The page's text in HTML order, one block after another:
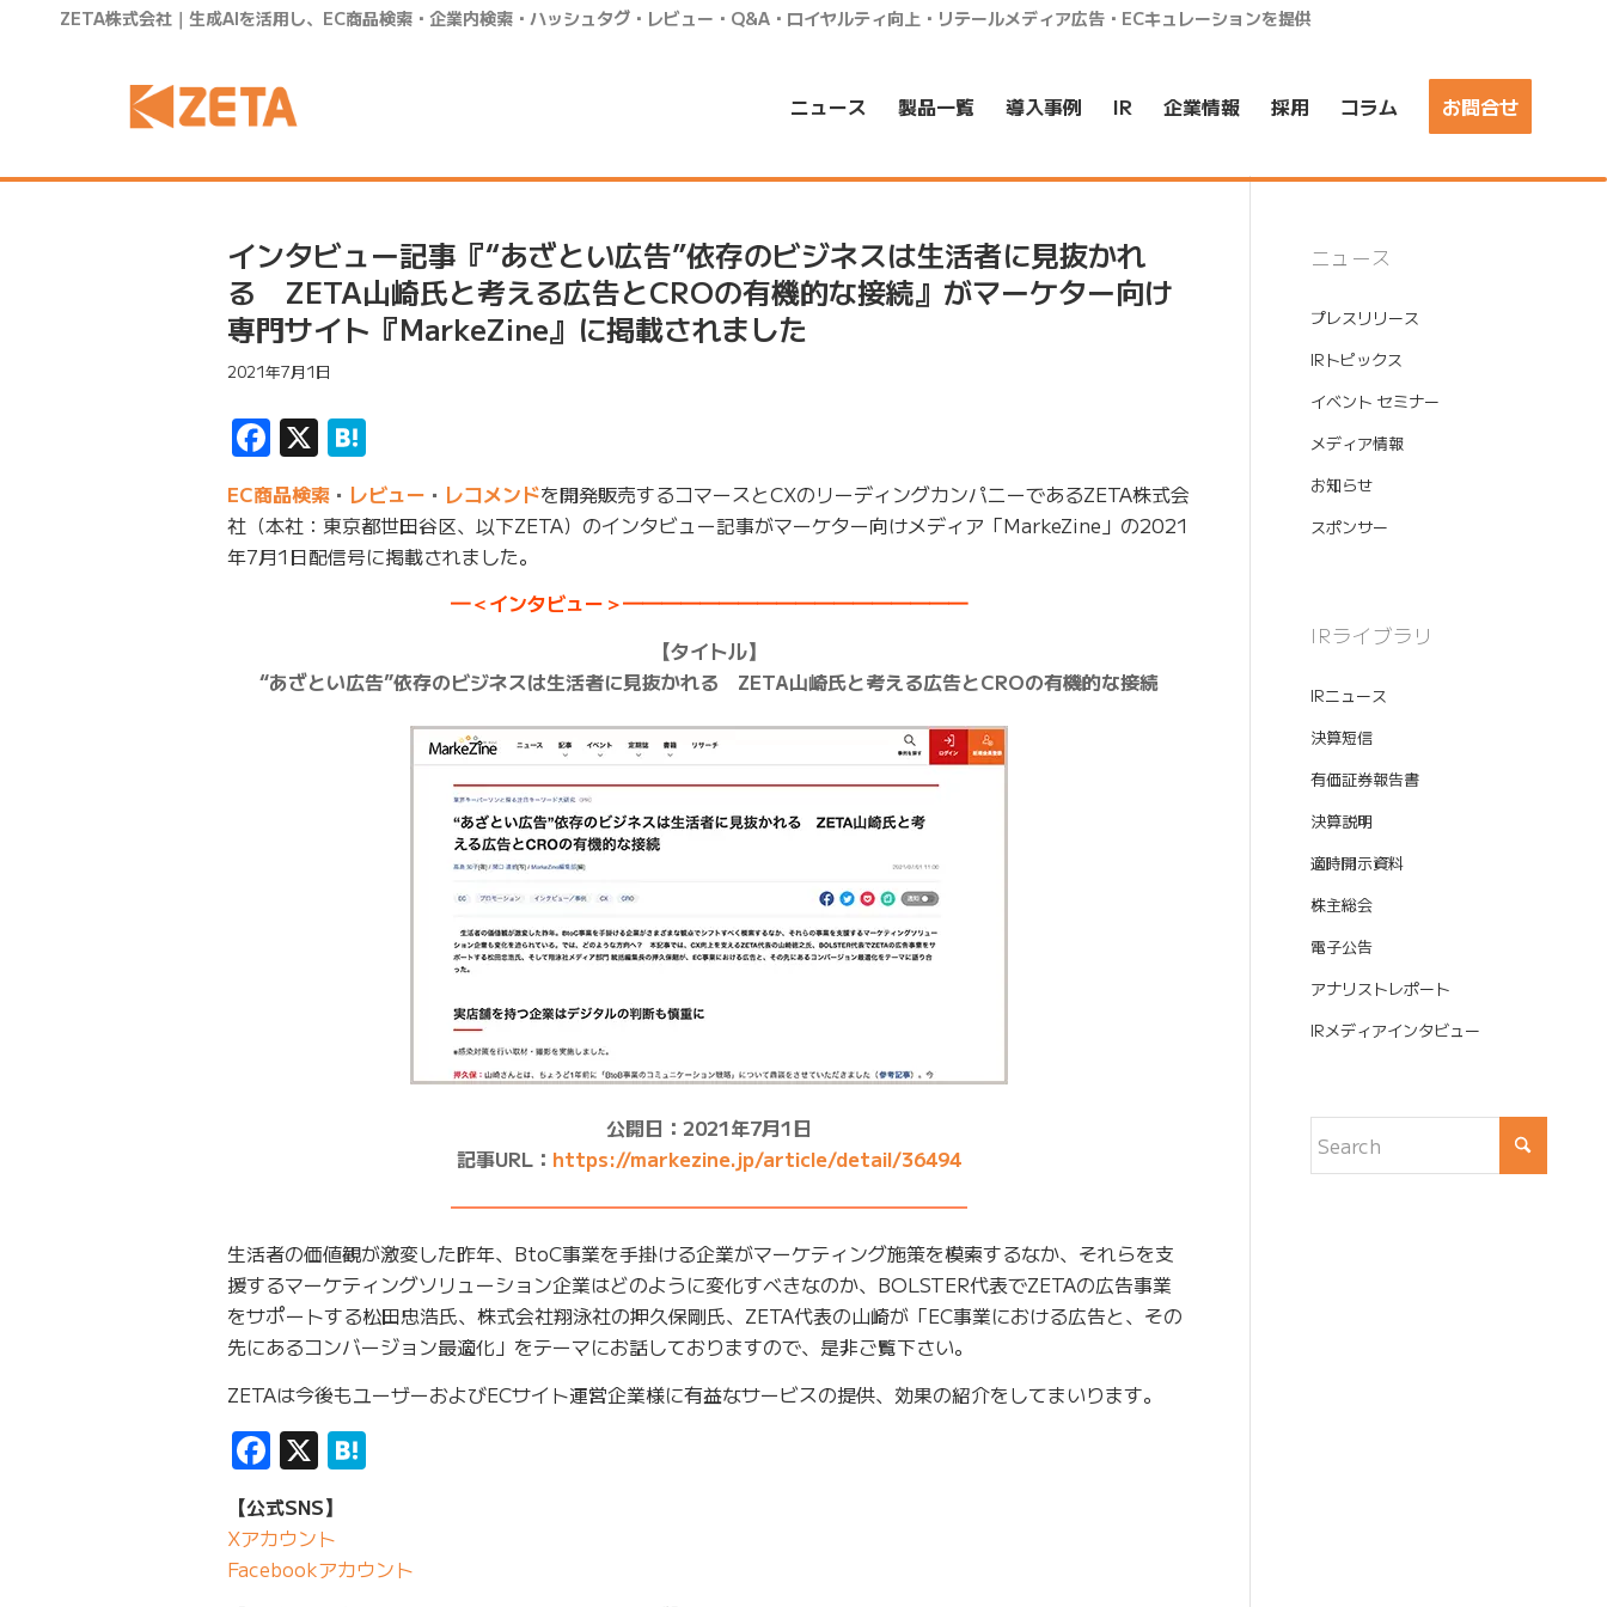
ZETA株式会社｜生成AIを活用し、EC商品検索・企業内検索・ハッシュタグ・レビュー・Q&A・ロイヤルティ向上・リテールメディア広告・ECキュレーションを提供
ニュース 製品一覧 導入事例 IR 企業情報 採用 コラム お問合せ
インタビュー記事『“あざとい広告”依存のビジネスは生活者に見抜かれ
る ZETA山崎氏と考える広告とCROの有機的な接続』がマーケター向け
専門サイト『MarkeZine』に掲載されました
2021年7月1日
Facebook
X
EC商品検索 ・ レビュー ・ レコメンドを開発販売するコマースとCXのリーディングカンパニーであるZETA株式会
社（本社：東京都世田谷区、以下ZETA）のインタビュー記事がマーケター向けメディア「MarkeZine」の2021
年7月1日配信号に掲載されました。
━＜インタビュー＞━━━━━━━━━━━━━━━━━━
【タイトル】
“あざとい広告”依存のビジネスは生活者に見抜かれる ZETA山崎氏と考える広告とCROの有機的な接続
公開日：2021年7月1日
記事URL： https://markezine.jp/article/detail/36494
━━━━━━━━━━━━━━━━━━━━━━━━━━━
生活者の価値観が激変した昨年、BtoC事業を手掛ける企業がマーケティング施策を模索するなか、それらを支
援するマーケティングソリューション企業はどのように変化すべきなのか、BOLSTER代表でZETAの広告事業
をサポートする松田忠浩氏、株式会社翔泳社の押久保剛氏、ZETA代表の山崎が「EC事業における広告と、その
先にあるコンバージョン最適化」をテーマにお話しておりますので、是非ご覧下さい。
ZETAは今後もユーザーおよびECサイト運営企業様に有益なサービスの提供、効果の紹介をしてまいります。
Facebook
X
【公式SNS】
Xアカウント
Facebookアカウント
ニュース
プレスリリース
IRトピックス
イベント セミナー
メディア情報
お知らせ
スポンサー
IRライブラリ
IRニュース
決算短信
有価証券報告書
決算説明
適時開示資料
株主総会
電子公告
アナリストレポート
IRメディアインタビュー